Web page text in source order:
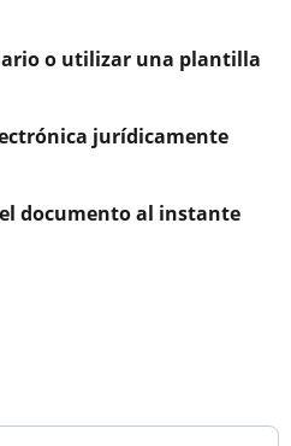
o utilizar una plantilla
jurídicamente
documento al instante